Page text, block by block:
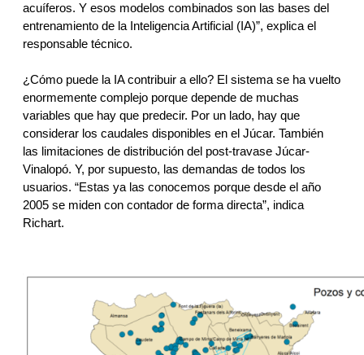
acuíferos. Y esos modelos combinados son las bases del
entrenamiento de la Inteligencia Artificial (IA)”, explica el
responsable técnico.
¿Cómo puede la IA contribuir a ello? El sistema se ha vuelto
enormemente complejo porque depende de muchas
variables que hay que predecir. Por un lado, hay que
considerar los caudales disponibles en el Júcar. También
las limitaciones de distribución del post-travase Júcar-
Vinalopó. Y, por supuesto, las demandas de todos los
usuarios. “Estas ya las conocemos porque desde el año
2005 se miden con contador de forma directa”, indica
Richart.